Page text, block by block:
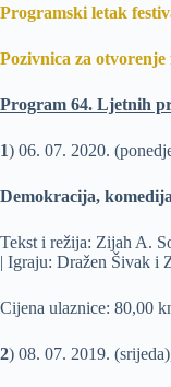
Programski letak
Pozivnica za
Program 64. Ljetnih
1) 06. 07. 2020.
Demokracija, komedija
Tekst i režija: Zijah A.
| Igraju: Dražen Šivak i
Cijena ulaznice: 80,00
2) 08. 07. 2019.